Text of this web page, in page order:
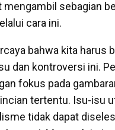
mengambil sebagian
cara ini.
bahwa kita harus
dan kontroversi ini.
fokus pada
tertentu. Isu-isu
tidak dapat